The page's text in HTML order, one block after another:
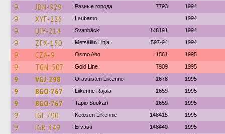
9 JBN-929 Разные города 7793 1994
9 XYF-226 Lauhamo 1994
9 UJY-214 Svanbäck 148191 1994
9 ZFX-150 Metsälän Linja 597-94 1994
9 CZA-9 Osmo Aho 1561 1995
9 TGN-507 Gold Line 7909 1995
9 VGJ-298 Oravaisten Liikenne 1678 1995
9 BGO-767 Liikenne Rajala 1659 1995
9 BGO-767 Tapio Suokari 1659 1995
9 IGI-790 Ketosen Liikenne 148415 1995
9 IGR-349 Ervasti 148440 1995